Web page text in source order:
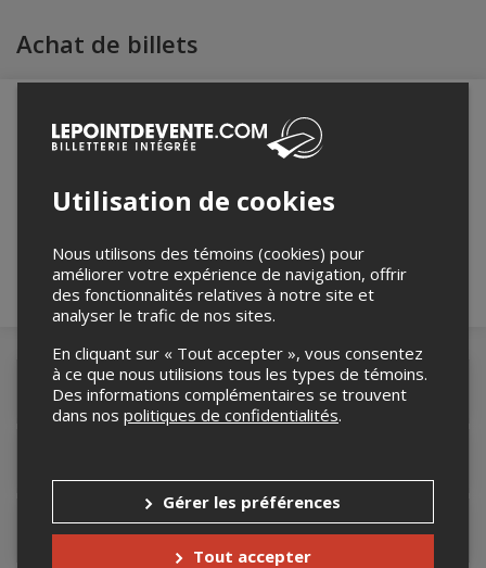
Achat de billets
Merci de confirmer que vous n'êtes pas un
robot ci-bas.
Détails de l'événement
Contacter l'organisateur
Utilisation de cookies
Nous utilisons des témoins (cookies) pour
améliorer votre expérience de navigation, offrir
des fonctionnalités relatives à notre site et
analyser le trafic de nos sites.
En cliquant sur « Tout accepter », vous consentez
à ce que nous utilisions tous les types de témoins.
Des informations complémentaires se trouvent
dans nos politiques de confidentialités.
Gérer les préférences
Tout accepter